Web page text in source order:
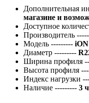
Дополнительная
магазине и
Доступное
Производитель
Модель ---------
Диаметр ---------
Ширина профиля
Высота профиля
Индекс нагрузки
Наличие --------- 3